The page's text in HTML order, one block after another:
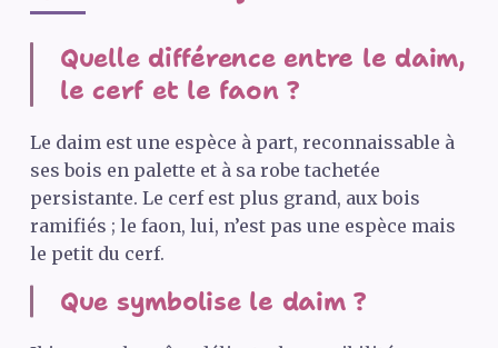
Quelle différence entre le daim,
le cerf et le faon ?
Le daim est une espèce à part, reconnaissable à
ses bois en palette et à sa robe tachetée
persistante. Le cerf est plus grand, aux bois
ramifiés ; le faon, lui, n’est pas une espèce mais
le petit du cerf.
Que symbolise le daim ?